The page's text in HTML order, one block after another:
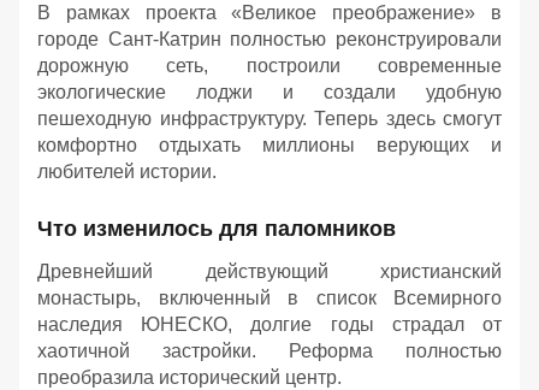
В рамках проекта «Великое преображение» в
городе Сант-Катрин полностью реконструировали
дорожную сеть, построили современные
экологические лоджи и создали удобную
пешеходную инфраструктуру. Теперь здесь смогут
комфортно отдыхать миллионы верующих и
любителей истории.
Что изменилось для паломников
Древнейший действующий христианский
монастырь, включенный в список Всемирного
наследия ЮНЕСКО, долгие годы страдал от
хаотичной застройки. Реформа полностью
преобразила исторический центр.